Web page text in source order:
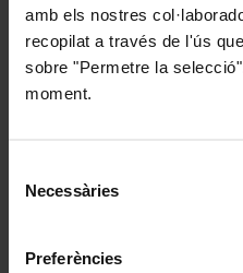
amb els nostres
recopilat a través de l'ús
sobre "Permetre la
moment.
Necessàries
Preferències